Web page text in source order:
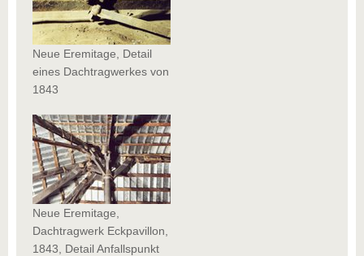
Neue Eremitage, Detail
eines Dachtragwerkes von
1843
Neue Eremitage,
Dachtragwerk Eckpavillon,
1843, Detail Anfallspunkt